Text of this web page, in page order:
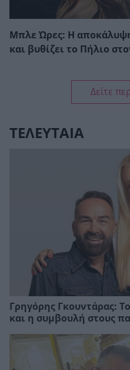
Μπλε Ώρες: Η
και βυθίζει το Πήλιο
Δείτε
ΤΕΛΕΥΤΑΙΑ
Γρηγόρης Γκουντάρας:
και η συμβουλή στους